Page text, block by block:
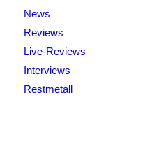
News
Reviews
Live-Reviews
Interviews
Restmetall